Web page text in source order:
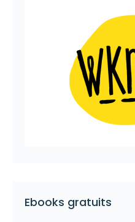
Ebooks gratuits